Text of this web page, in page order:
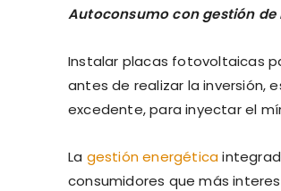
Autoconsumo con gestión de
Instalar placas fotovoltaicas
antes de realizar la inversión,
excedente, para inyectar el
La gestión energética
consumidores que más